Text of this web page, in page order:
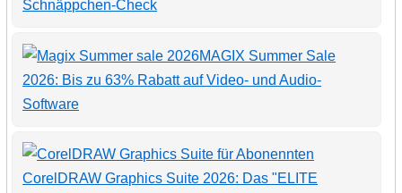
Schnäppchen-Check
MAGIX Summer Sale
2026: Bis zu 63% Rabatt auf Video- und Audio-
Software
CorelDRAW Graphics Suite 2026: Das "ELITE